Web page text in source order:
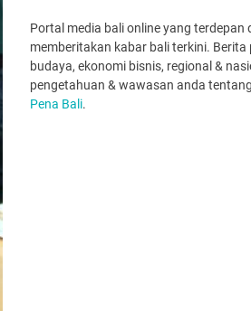
Portal media bali online yang terdepan
memberitakan kabar bali terkini. Berita
budaya, ekonomi bisnis, regional &
pengetahuan & wawasan anda
Pena Bali.